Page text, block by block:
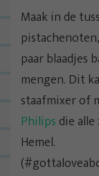
Maak in de
paar blaadjes
mengen. Dit
staafmixer of
Philips die
Hemel.